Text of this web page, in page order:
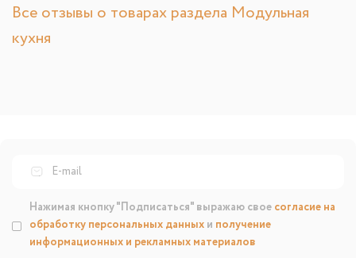
Все отзывы о товарах раздела Модульная
кухня
Нажимая кнопку "Подписаться" выражаю свое согласие на
обработку персональных данных и получение
информационных и рекламных материалов